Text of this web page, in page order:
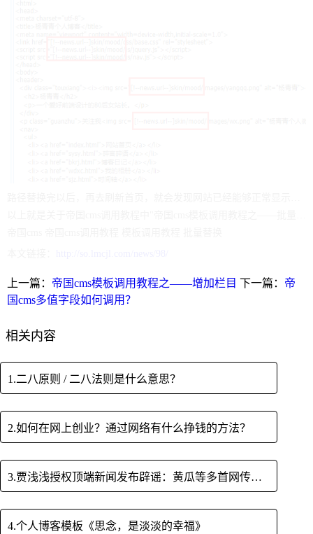
上一篇： 帝国cms模板调用教程之——增加栏目 下一篇： 帝
国cms多值字段如何调用？
相关内容
1.二八原则 / 二八法则是什么意思？
2.如何在网上创业？通过网络有什么挣钱的方法？
3.贾浅浅授权顶端新闻发布辟谣：黄瓜等多首网传诗歌不是我写的
4.个人博客模板《思念，是淡淡的幸福》